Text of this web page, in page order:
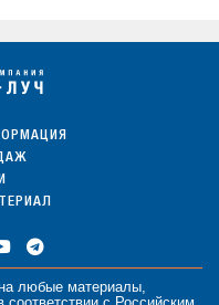
любые материалы